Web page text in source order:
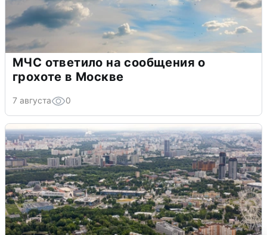
МЧС ответило на сообщения о
грохоте в Москве
7 августа 0